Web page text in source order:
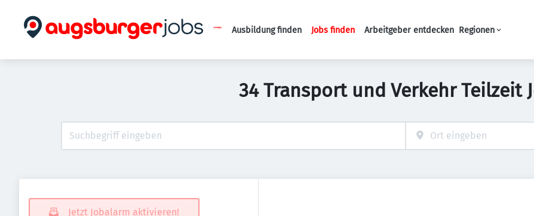
Haupt-Navigation
Ausbildung finden Jobs finden Arbeitgeber entdecken Regionen
34 Transport und Verkehr Teilzeit
Jetzt Jobalarm aktivieren!